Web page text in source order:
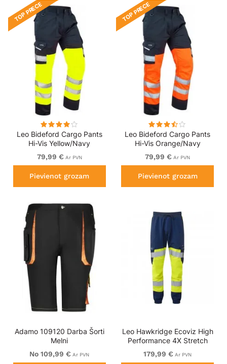
Leo Bideford Cargo Pants
Hi-Vis Yellow/Navy
TOP PRECE
79,99 € Ar PVN
Pievienot grozam
Leo Bideford Cargo Pants
Hi-Vis Orange/Navy
TOP PRECE
79,99 € Ar PVN
Pievienot grozam
Adamo 109120 Darba Šorti
Melni
No 109,99 € Ar PVN
Leo Hawkridge Ecoviz High
Performance 4X Stretch
Trouser Hi-Vis Yellow/Navy
Print
179,99 € Ar PVN